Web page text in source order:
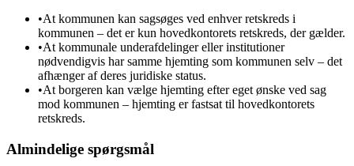
•At kommunen kan sagsøges ved enhver retskreds i
kommunen – det er kun hovedkontorets retskreds, der gælder.
•At kommunale underafdelinger eller institutioner
nødvendigvis har samme hjemting som kommunen selv – det
afhænger af deres juridiske status.
•At borgeren kan vælge hjemting efter eget ønske ved sag
mod kommunen – hjemting er fastsat til hovedkontorets
retskreds.
Almindelige spørgsmål